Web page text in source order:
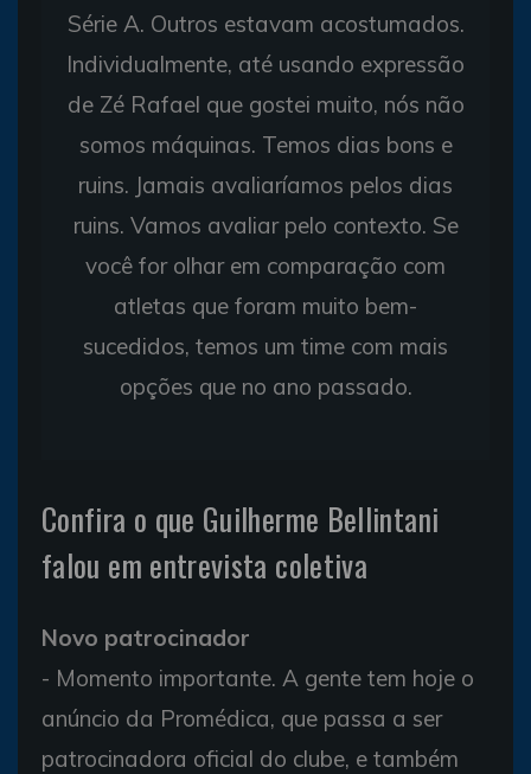
Série A. Outros estavam acostumados.
Individualmente, até usando expressão
de Zé Rafael que gostei muito, nós não
somos máquinas. Temos dias bons e
ruins. Jamais avaliaríamos pelos dias
ruins. Vamos avaliar pelo contexto. Se
você for olhar em comparação com
atletas que foram muito bem-
sucedidos, temos um time com mais
opções que no ano passado.
Confira o que Guilherme Bellintani
falou em entrevista coletiva
Novo patrocinador
- Momento importante. A gente tem hoje o
anúncio da Promédica, que passa a ser
patrocinadora oficial do clube, e também